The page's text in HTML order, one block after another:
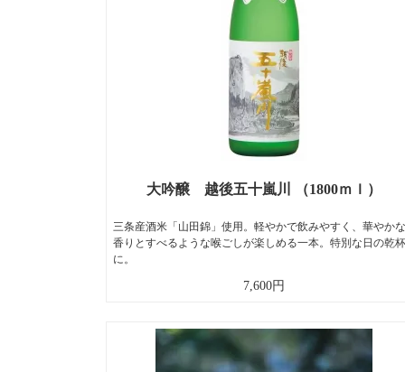
大吟醸 越後五十嵐川 （1800ｍｌ）
三条産酒米「山田錦」使用。軽やかで飲みやすく、華やかな
香りとすべるような喉ごしが楽しめる一本。特別な日の乾杯
に。
7,600円